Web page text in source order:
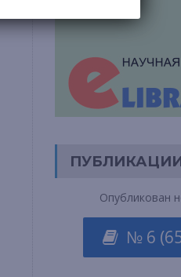
Опубликован
№ 6